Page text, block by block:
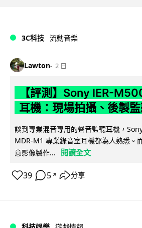
3C科技 流動音樂
Lawton 2 日
【評測】Sony IER-
耳機：現場拍攝、後製
談到專業混音專用的聲音監聽耳機，
MDR-M1 專業錄音室耳機都為人熟悉。
意影像製作...
閱讀全文
39 5 ↗ 分享